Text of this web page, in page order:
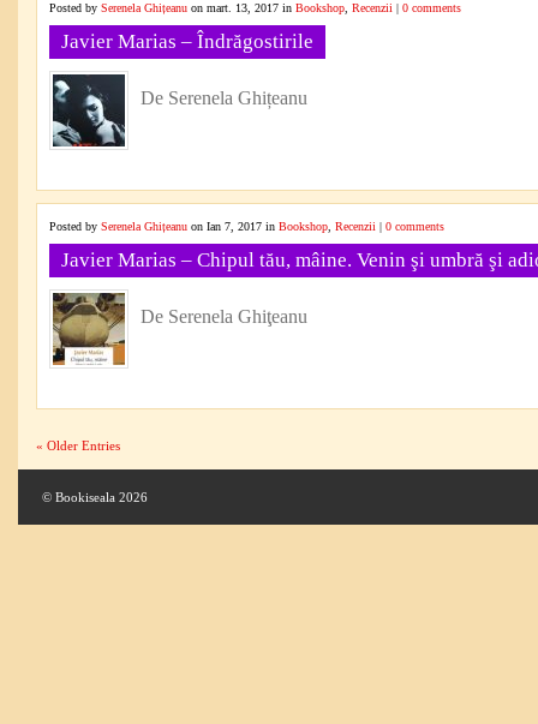
Posted by Serenela Ghițeanu on mart. 13, 2017 in Bookshop Recenzii | 0 comments
Javier Marias – Îndrăgostirile
De Serenela Ghițeanu
Posted by Serenela Ghițeanu on Ian 7, 2017 in Bookshop Recenzii | 0 comments
Javier Marias – Chipul tău, mâine. Venin şi umbră şi
De Serenela Ghiţeanu
« Older Entries
© Bookiseala 2026